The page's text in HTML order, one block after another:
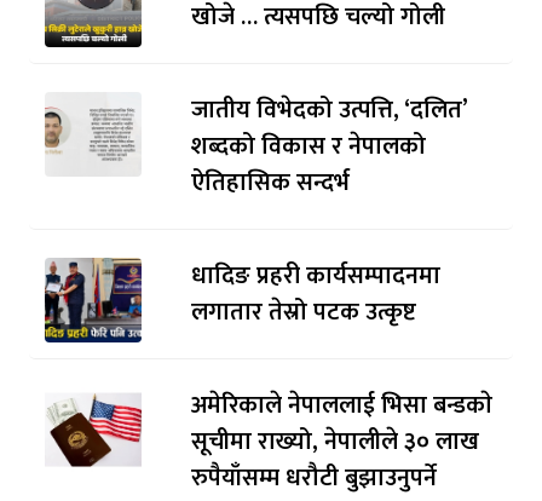
खोजे … त्यसपछि चल्यो गोली
जातीय विभेदको उत्पत्ति, ‘दलित’
शब्दको विकास र नेपालको
ऐतिहासिक सन्दर्भ
धादिङ प्रहरी कार्यसम्पादनमा
लगातार तेस्रो पटक उत्कृष्ट
अमेरिकाले नेपाललाई भिसा बन्डकाे
सूचीमा राख्यो, नेपालीले ३० लाख
रुपैयाँसम्म धरौटी बुझाउनुपर्ने